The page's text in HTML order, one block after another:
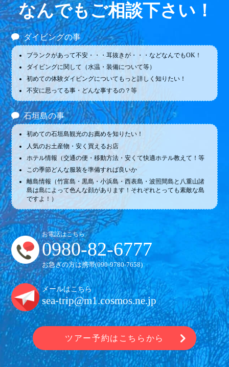
なんでもご相談下さい！
ダイビングの事
ブランクがあって不安・・・耳抜きが・・・などなんでもOK！
ダイビングに関して（水温・装備について等）
初めての体験ダイビングについてもっと詳しく知りたい！
不安に思ってる事・どんな事するの？等
石垣島の事
初めての石垣島観光のお薦めを知りたい！
人気のお土産物・安く買えるお店
ホテル情報（交通の便・移動方法・安くて快適ホテル教えて！等
この季節どんな服装を準備すれば良いか
離島情報（竹富島・黒島・小浜島・西表島・波照間島と八重山諸
島は島によって色んな顔があります！それぞれとっても素敵な島
ですよ！）
お電話はこちら
0980-82-6777
お急ぎの方は携帯(090-9780-7658)
メールはこちら
sea-trip@m1.cosmos.ne.jp
ツアー予約はこちらから